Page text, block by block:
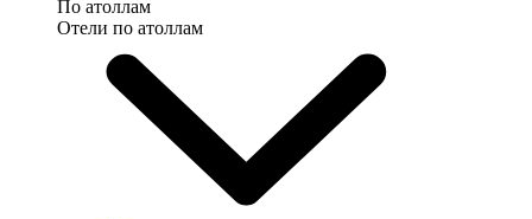
По атоллам
Отели по атоллам